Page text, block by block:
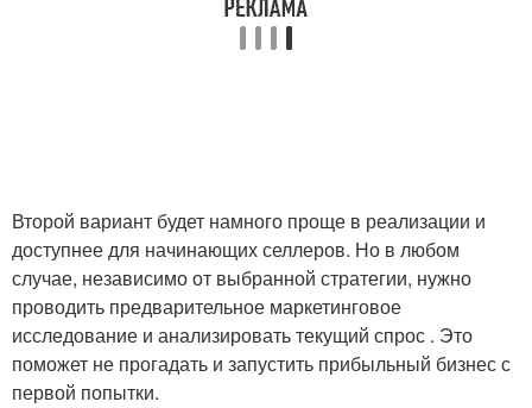
Второй вариант будет намного проще в реализации и
доступнее для начинающих селлеров. Но в любом
случае, независимо от выбранной стратегии, нужно
проводить предварительное маркетинговое
исследование и анализировать текущий спрос . Это
поможет не прогадать и запустить прибыльный бизнес с
первой попытки.